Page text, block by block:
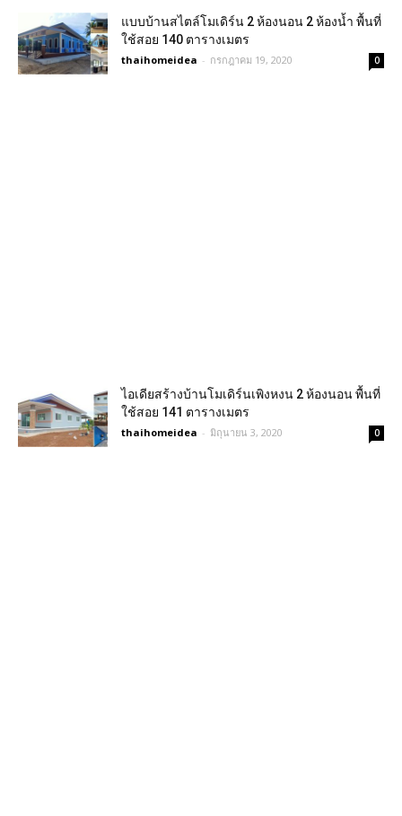
แบบบ้านสไตล์โมเดิร์น 2 ห้องนอน 2 ห้องน้ำ พื้นที่
ใช้สอย 140 ตารางเมตร
thaihomeidea - กรกฎาคม 19, 2020 0
ไอเดียสร้างบ้านโมเดิร์นเพิงหงน 2 ห้องนอน พื้นที่
ใช้สอย 141 ตารางเมตร
thaihomeidea - มิถุนายน 3, 2020 0